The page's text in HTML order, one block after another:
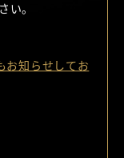
い。
お知らせしてお